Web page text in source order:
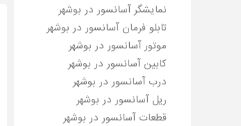
نمایشگر آسانسور در بوشهر
تابلو فرمان آسانسور در بوشهر
موتور آسانسور در بوشهر
کابین آسانسور در بوشهر
درب آسانسور در بوشهر
ریل آسانسور در بوشهر
قطعات آسانسور در بوشهر